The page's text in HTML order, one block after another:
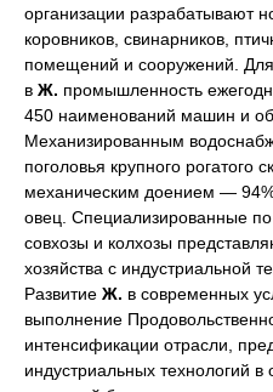
организации разрабатывают
коровников, свинарников,
помещений и сооружений.
в Ж. промышленность
450 наименований машин и
Механизированным
поголовья крупного рогатого
механическим доением —
овец. Специализированные
совхозы и колхозы
хозяйства с индустриальной
Развитие Ж. в современных
выполнение
интенсификации отрасли,
индустриальных технологий в